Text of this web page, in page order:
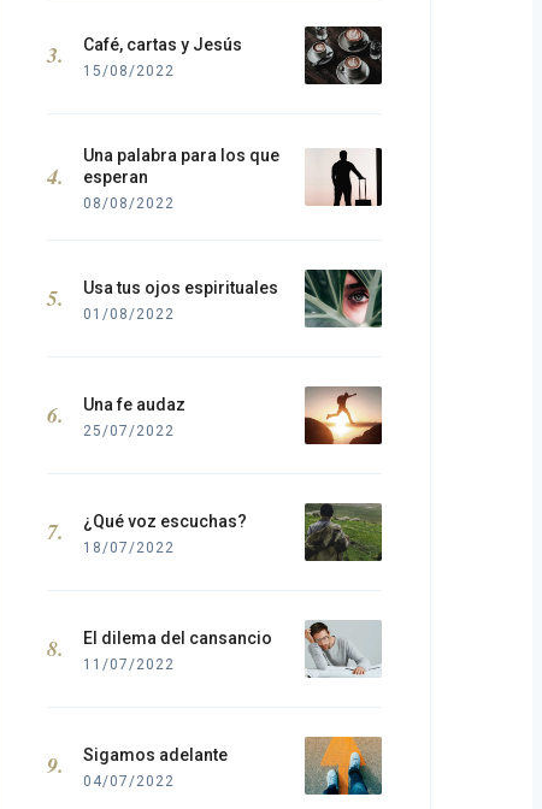
Café, cartas y Jesús
15/08/2022
Una palabra para los que
esperan
08/08/2022
Usa tus ojos espirituales
01/08/2022
Una fe audaz
25/07/2022
¿Qué voz escuchas?
18/07/2022
El dilema del cansancio
11/07/2022
Sigamos adelante
04/07/2022